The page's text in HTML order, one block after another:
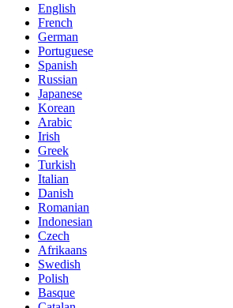
English
French
German
Portuguese
Spanish
Russian
Japanese
Korean
Arabic
Irish
Greek
Turkish
Italian
Danish
Romanian
Indonesian
Czech
Afrikaans
Swedish
Polish
Basque